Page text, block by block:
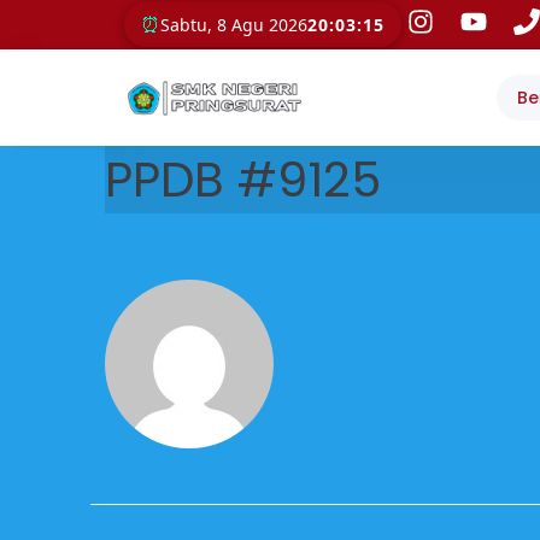
⏰Sabtu, 8 Agu 202620:03:15
PPDB #9125